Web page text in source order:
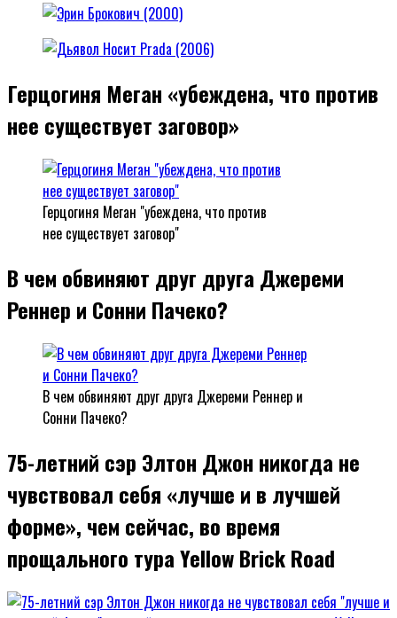
Герцогиня Меган «убеждена, что против
нее существует заговор»
Герцогиня Меган "убеждена, что против
нее существует заговор"
В чем обвиняют друг друга Джереми
Реннер и Сонни Пачеко?
В чем обвиняют друг друга Джереми Реннер и
Сонни Пачеко?
75-летний сэр Элтон Джон никогда не
чувствовал себя «лучше и в лучшей
форме», чем сейчас, во время
прощального тура Yellow Brick Road